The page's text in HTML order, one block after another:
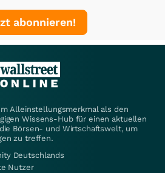
abonnieren!
Alleinstellungsmerkmal als den
Wissens-Hub für einen aktuellen
Börsen- und Wirtschaftswelt, um
zu treffen.
Deutschlands
Nutzer